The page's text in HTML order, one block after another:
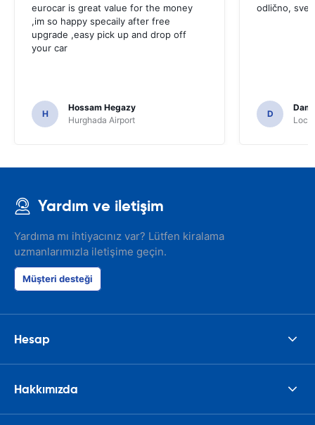
eurocar is great value for the money
,im so happy specaily after free
upgrade ,easy pick up and drop off
your car
H
Hossam Hegazy
Hurghada Airport
odlično, sve
D
Yardım ve iletişim
Yardıma mı ihtiyacınız var? Lütfen kiralama
uzmanlarımızla iletişime geçin.
Müşteri desteği
Hesap
Hakkımızda